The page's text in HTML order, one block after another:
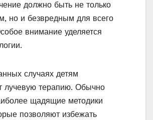
должно быть не только
но и безвредным для всего
внимание уделяется
случаях детям
лучевую терапию. Обычно
щадящие методики
позволяют избежать